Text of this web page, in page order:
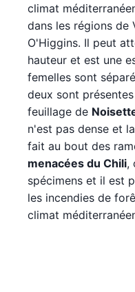
climat
dans les régions de
O'Higgins. Il peut
hauteur et est une
femelles sont
deux sont
feuillage de
n'est pas dense et
fait au bout des
menacées du Chili,
spécimens et il est
les incendies de
climat